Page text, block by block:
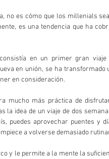
no es cómo que los millenials
es una tendencia que ha
en un primer gran
en unión, se ha transformado
en consideración.
mucho más práctica de
la idea de un viaje de dos
puedes aprovechar puentes y
a volverse demasiado
y le permite a la mente la